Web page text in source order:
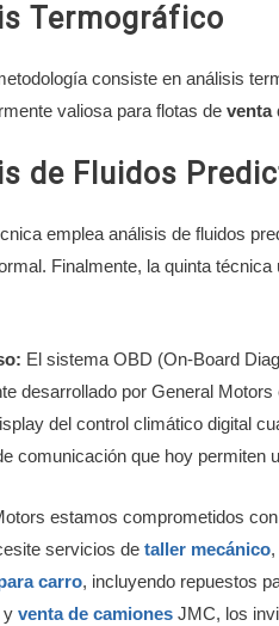
Termográfico
consiste en análisis
valiosa para flotas deventa
de Fluidos
emplea análisis de fluidos
Finalmente, la quinta
El sistema OBD (On-Board
desarrollado por General
del control climático digital
comunicación que hoy permiten
estamos comprometidos
servicios detaller mecánico,
carro, incluyendo repuestos
yventa de camiones JMC, los